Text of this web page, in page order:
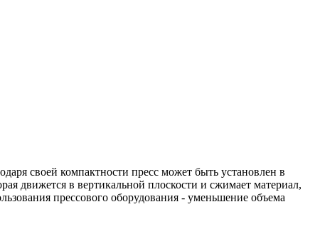
своей компактности пресс может быть установлен в
движется в вертикальной плоскости и сжимает материал,
прессового оборудования - уменьшение объема